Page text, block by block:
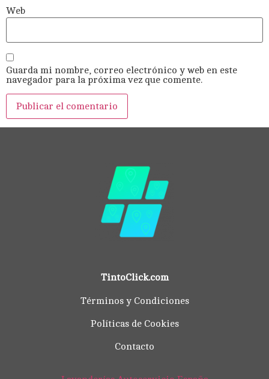
Web
Guarda mi nombre, correo electrónico y web en este
navegador para la próxima vez que comente.
TintoClick.com
Términos y Condiciones
Políticas de Cookies
Contacto